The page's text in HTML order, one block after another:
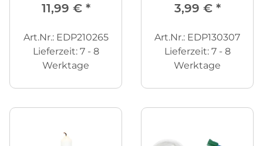
11,99 € *
Art.Nr.: EDP210265
Lieferzeit: 7 - 8
Werktage
3,99 € *
Art.Nr.: EDP130307
Lieferzeit: 7 - 8
Werktage